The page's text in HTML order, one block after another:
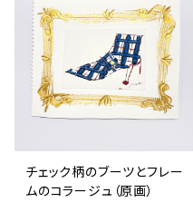
チェック柄のブーツとフレー
ムのコラージュ（原画）